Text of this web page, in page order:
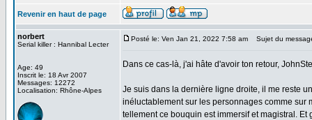
Revenir en haut de page
norbert
Serial killer : Hannibal Lecter
Age: 49
Inscrit le: 18 Avr 2007
Messages: 12272
Localisation: Rhône-Alpes
Posté le: Ven Jan 21, 2022 7:58 am Sujet du
Dans ce cas-là, j'ai hâte d'avoir ton retour,
Je suis dans la dernière ligne droite, il me reste
inéluctablement sur les personnages comme sur
tellement ce bouquin est immersif et magistral. Et